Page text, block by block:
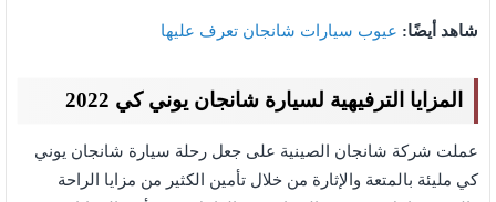
شاهد أيضًا: عيوب سيارات شانجان تعرف عليها
المزايا الترفيهية لسيارة شانجان يوني كي 2022
عملت شركة شانجان الصينية على جعل رحلة سيارة شانجان يوني
كي مليئة بالمتعة والإثارة من خلال تأمين الكثير من مزايا الراحة